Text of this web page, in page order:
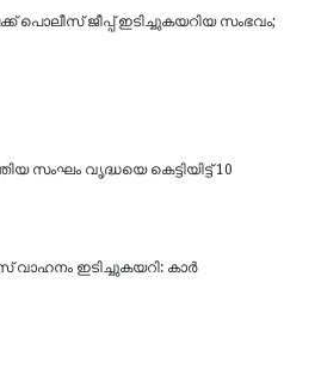
പൊലീസ് ജീപ്പ് ഇടിച്ചുകയറിയ സംഭവം;
സംഘം വൃദ്ധയെ കെട്ടിയിട്ട് 10
വാഹനം ഇടിച്ചുകയറി: കാര്‍